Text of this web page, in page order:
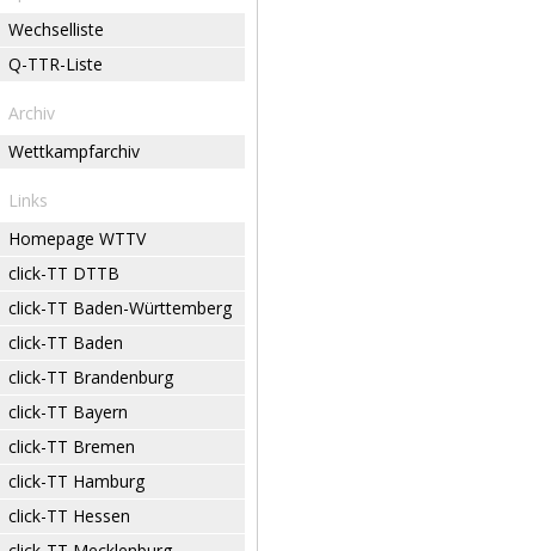
Wechselliste
Q-TTR-Liste
Archiv
Wettkampfarchiv
Links
Homepage WTTV
click-TT DTTB
click-TT Baden-Württemberg
click-TT Baden
click-TT Brandenburg
click-TT Bayern
click-TT Bremen
click-TT Hamburg
click-TT Hessen